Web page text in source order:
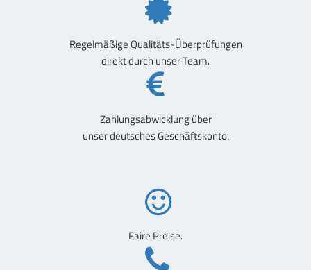
Regelmäßige Qualitäts-Überprüfungen
direkt durch unser Team.
Zahlungsabwicklung über
unser deutsches Geschäftskonto.
Faire Preise.